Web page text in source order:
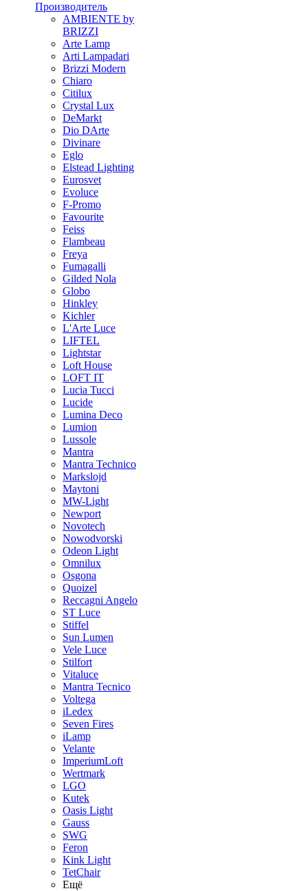
Производитель
AMBIENTE by
BRIZZI
Arte Lamp
Arti Lampadari
Brizzi Modern
Chiaro
Citilux
Crystal Lux
DeMarkt
Dio DArte
Divinare
Eglo
Elstead Lighting
Eurosvet
Evoluce
F-Promo
Favourite
Feiss
Flambeau
Freya
Fumagalli
Gilded Nola
Globo
Hinkley
Kichler
L'Arte Luce
LIFTEL
Lightstar
Loft House
LOFT IT
Lucia Tucci
Lucide
Lumina Deco
Lumion
Lussole
Mantra
Mantra Technico
Markslojd
Maytoni
MW-Light
Newport
Novotech
Nowodvorski
Odeon Light
Omnilux
Osgona
Quoizel
Reccagni Angelo
ST Luce
Stiffel
Sun Lumen
Vele Luce
Stilfort
Vitaluce
Mantra Tecnico
Voltega
iLedex
Seven Fires
iLamp
Velante
ImperiumLoft
Wertmark
LGO
Kutek
Oasis Light
Gauss
SWG
Feron
Kink Light
TetСhair
Ещё